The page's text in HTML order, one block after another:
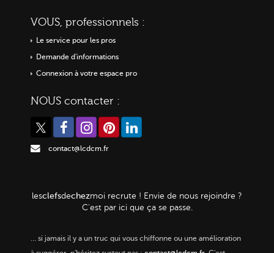
VOUS, professionnels :
Le service pour les pros
Demande d'informations
Connexion à votre espace pro
NOUS contacter :
contact@lcdcm.fr
lesclefsdechezmoi recrute ! Envie de nous rejoindre ?
C'est par ici que ça se passe.
… si jamais il y a un truc qui vous chiffonne ou une amélioration